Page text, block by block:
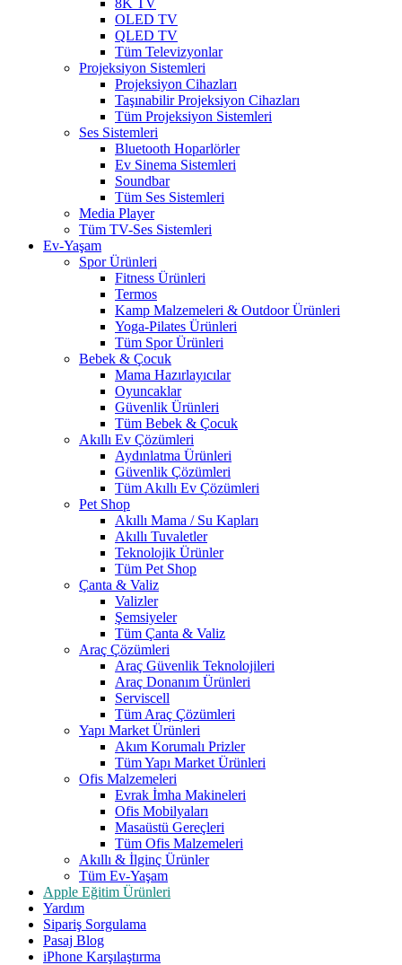
8K TV
OLED TV
QLED TV
Tüm Televizyonlar
Projeksiyon Sistemleri
Projeksiyon Cihazları
Taşınabilir Projeksiyon Cihazları
Tüm Projeksiyon Sistemleri
Ses Sistemleri
Bluetooth Hoparlörler
Ev Sinema Sistemleri
Soundbar
Tüm Ses Sistemleri
Media Player
Tüm TV-Ses Sistemleri
Ev-Yaşam
Spor Ürünleri
Fitness Ürünleri
Termos
Kamp Malzemeleri & Outdoor Ürünleri
Yoga-Pilates Ürünleri
Tüm Spor Ürünleri
Bebek & Çocuk
Mama Hazırlayıcılar
Oyuncaklar
Güvenlik Ürünleri
Tüm Bebek & Çocuk
Akıllı Ev Çözümleri
Aydınlatma Ürünleri
Güvenlik Çözümleri
Tüm Akıllı Ev Çözümleri
Pet Shop
Akıllı Mama / Su Kapları
Akıllı Tuvaletler
Teknolojik Ürünler
Tüm Pet Shop
Çanta & Valiz
Valizler
Şemsiyeler
Tüm Çanta & Valiz
Araç Çözümleri
Araç Güvenlik Teknolojileri
Araç Donanım Ürünleri
Serviscell
Tüm Araç Çözümleri
Yapı Market Ürünleri
Akım Korumalı Prizler
Tüm Yapı Market Ürünleri
Ofis Malzemeleri
Evrak İmha Makineleri
Ofis Mobilyaları
Masaüstü Gereçleri
Tüm Ofis Malzemeleri
Akıllı & İlginç Ürünler
Tüm Ev-Yaşam
Apple Eğitim Ürünleri
Yardım
Sipariş Sorgulama
Pasaj Blog
iPhone Karşılaştırma